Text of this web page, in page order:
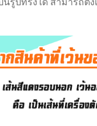
นรูปทรงใด สามารถตั้